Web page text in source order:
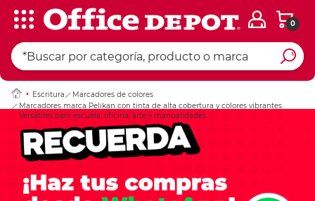
0
Escritura
Marcadores de colores
Marcadores marca Pelikan con tinta de alta cobertura y colores vibrantes.
Versátiles para escuela, oficina, arte y manualidades.
Ingresar Codigo